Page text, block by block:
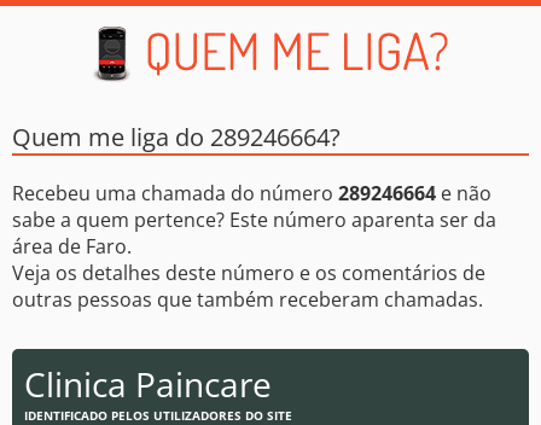
Quem me liga do 289246664?
Recebeu uma chamada do número 289246664 e não
sabe a quem pertence? Este número aparenta ser da
área de Faro.
Veja os detalhes deste número e os comentários de
outras pessoas que também receberam chamadas.
Clinica Paincare
IDENTIFICADO PELOS UTILIZADORES DO SITE